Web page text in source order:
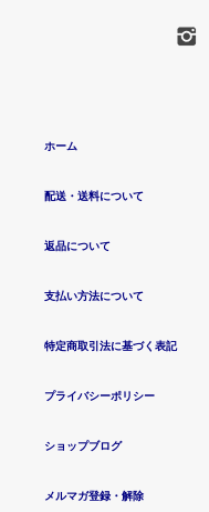
ホーム
配送・送料について
返品について
支払い方法について
特定商取引法に基づく表記
プライバシーポリシー
ショップブログ
メルマガ登録・解除